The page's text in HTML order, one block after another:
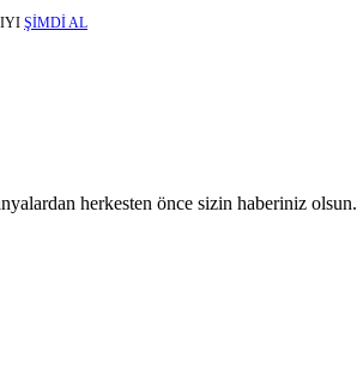
ŞİMDİ AL
herkesten önce sizin haberiniz olsun.